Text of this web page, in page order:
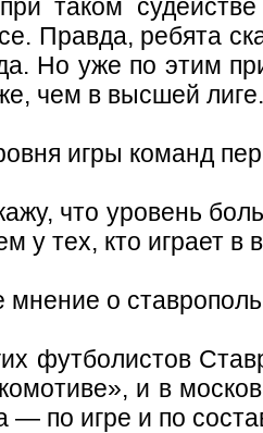
таком
Правда, ребята
Но уже по этим
чем в высшей лиге.
игры команд
что уровень
у тех, кто играет
о
футболистов
и в
— по игре и по